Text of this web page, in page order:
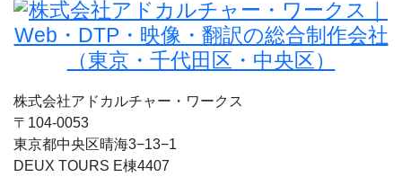
株式会社アドカルチャー・ワークス
〒104-0053
東京都中央区晴海3−13−1
DEUX TOURS E棟4407